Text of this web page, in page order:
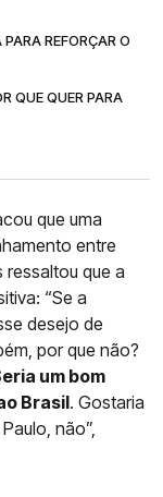
REFORÇAR O
QUE QUER PARA
que uma
entre
ressaltou que a
“Se a
desejo de
por que não?
um bom
Brasil. Gostaria
não”,